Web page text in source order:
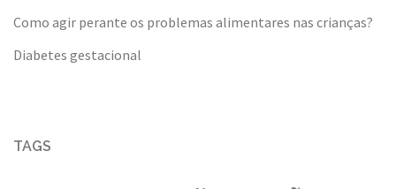
Como agir perante os problemas alimentares nas crianças?
Diabetes gestacional
TAGS